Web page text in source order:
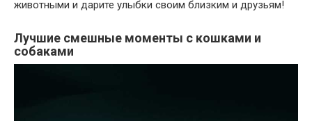
животными и дарите улыбки своим близким и друзьям!
Лучшие смешные моменты с кошками и
собаками